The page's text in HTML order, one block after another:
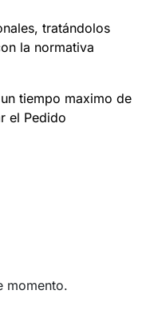
tratándolos
la normativa
tiempo maximo de
el Pedido
momento.